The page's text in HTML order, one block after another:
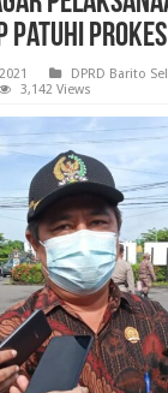
Patuhi Prokes
DPRD Barito
3,142 Views